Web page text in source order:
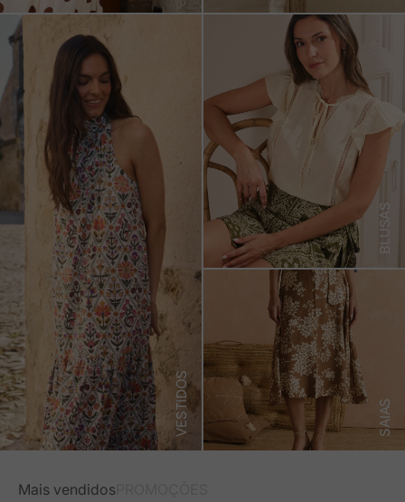
VESTIDOS
BLUSAS
SAIAS
Mais vendidos